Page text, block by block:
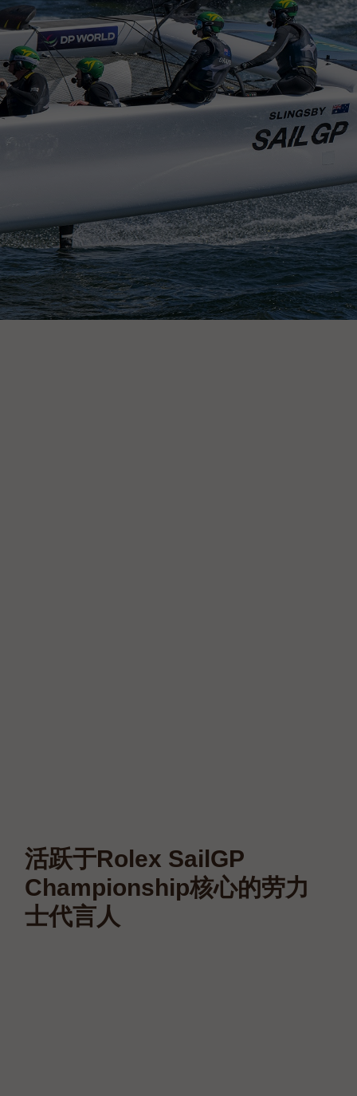
活跃于Rolex SailGP
Championship核心的劳力
士代言人